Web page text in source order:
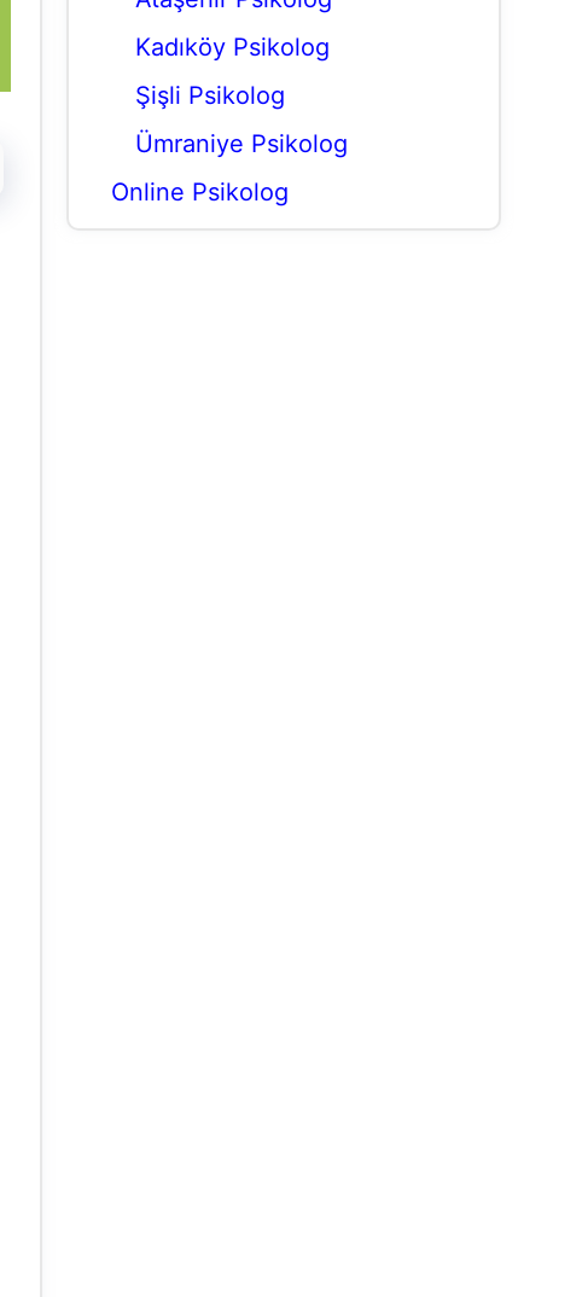
Kadıköy Psikolog
Şişli Psikolog
Ümraniye Psikolog
Online Psikolog